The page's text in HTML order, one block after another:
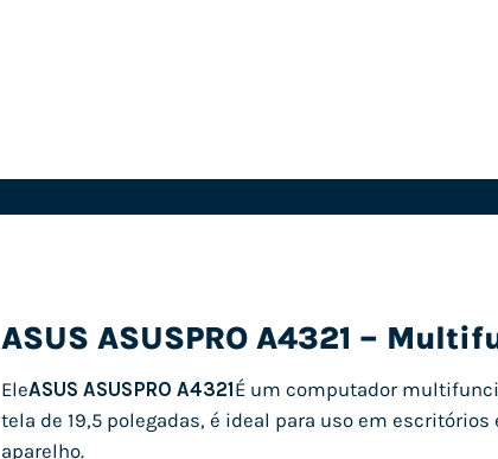
ASUS ASUSPRO A4321 –
EleASUS ASUSPRO A4321É um computador
tela de 19,5 polegadas, é ideal para uso em
aparelho.